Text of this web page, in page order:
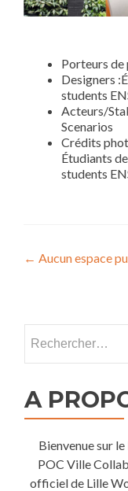
Porteurs
Designers
students
Acteurs/
Scenarios
Crédits
Étudiants
students
← Aucun espace
A
Bienvenue sur
POC Ville
officiel de Lille